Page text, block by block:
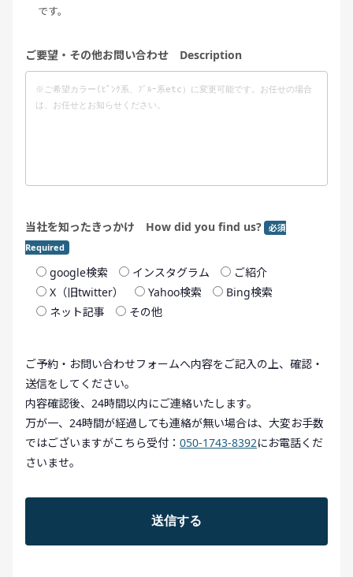
です。
ご要望・その他お問い合わせ Description
当社を知ったきっかけ How did you find us? 必須
Required
google検索 インスタグラム
ご紹介
X（旧twitter）
Yahoo検索
Bing検索
ネット記事
その他
ご予約・お問い合わせフォームへ内容をご記入の上、確認・
送信をしてください。
内容確認後、24時間以内にご連絡いたします。
万が一、24時間が経過しても連絡が無い場合は、大変お手数
ではございますがこちら受付： 050-1743-8392にお電話くだ
さいませ。